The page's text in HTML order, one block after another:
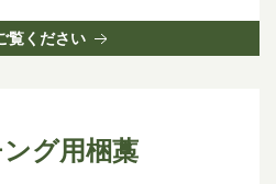
覧ください
グ用梱藁